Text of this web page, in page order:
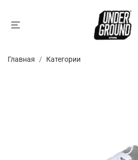
Главная Категории